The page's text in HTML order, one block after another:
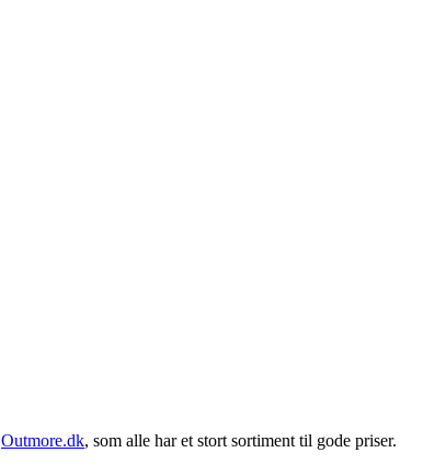
Outmore.dk, som alle har et stort sortiment til gode priser.